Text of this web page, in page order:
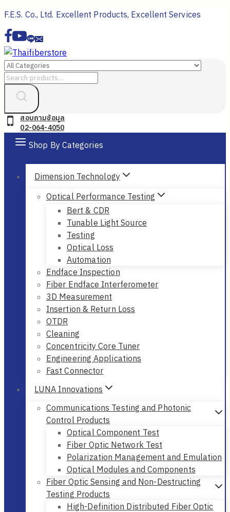
Skip
to
content
F.E.S. Co., Ltd. Excellent Products, Excellent Services
Search
สอบถามข้อมูล
02-064-4050
Shop By Categories
Dimension Technology
Optical Performance Testing
Bert & CDR
Tunable Light Source
Testing
Optical Loss
Automation
Endface Inspection
Fiber Endface Interferometer
3D Measurement
Insertion & Return Loss
OTDR
Cleaning
Concentricity Core Tuner
Engineering Applications
Fast Connector
LUNA Innovations
Communications Testing and Photonic
Control Products
Optical Component Test
Fiber Optic Network Test
Polarization Management and Emulation
Optical Modules and Components
Fiber Optic Sensing and Non-Destructing
Testing Products
High-Definition Distributed Fiber Optic